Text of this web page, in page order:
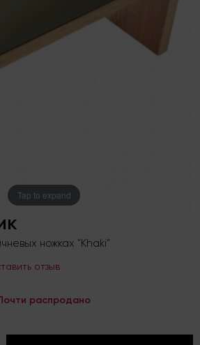
Tap to expand
ножках "Khaki"
отзыв
распродано